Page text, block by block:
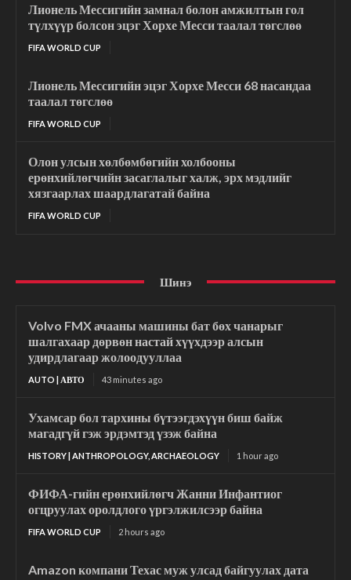
Лионель Мессигийн замнал болон амжилтын гол
түлхүүр болсон эцэг Хорхе Месси таалал төгслөө
FIFA WORLD CUP
Лионель Мессигийн эцэг Хорхе Месси 68 насандаа
таалал төгслөө
FIFA WORLD CUP
Олон улсын хөлбөмбөгийн холбооны
ерөнхийлөгчийн засаглалыг халж, эрх мэдлийг
хязгаарлах шаардлагатай байна
FIFA WORLD CUP
Шинэ
Volvo FMX ачааны машины бат бөх чанарыг
шалгахаар дөрвөн настай хүүхдээр алсын
удирдлагаар жолоодууллаа
AUTO | АВТО 43 minutes ago
Ухамсар бол тархины бүтээгдэхүүн биш байж
магадгүй гэж эрдэмтэд үзэж байна
HISTORY | ANTHROPOLOGY, ARCHAEOLOGY 1 hour ago
ФИФА-гийн ерөнхийлөгч Жанни Инфантиог
огцруулах оролдлого үргэлжилсээр байна
FIFA WORLD CUP 2 hours ago
Amazon компани Техас муж улсад байгуулах дата